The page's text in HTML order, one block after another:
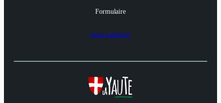
Formulaire
nous contacter